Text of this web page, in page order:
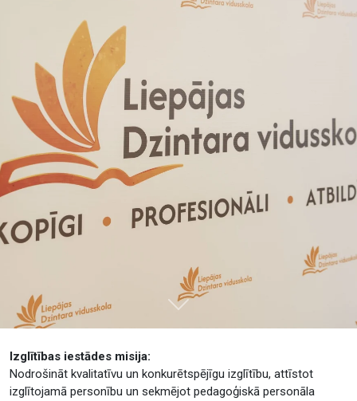
Tālāk
Izglītības iestādes misija:
Nodrošināt kvalitatīvu un konkurētspējīgu izglītību, attīstot
izglītojamā personību un sekmējot pedagoģiskā personāla